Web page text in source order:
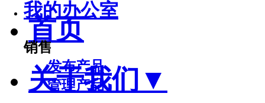
我的办公室
销售
发布产品
管理产品
首页
关于我们 ▼